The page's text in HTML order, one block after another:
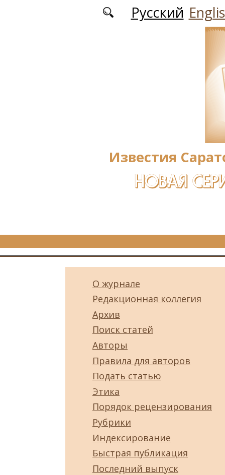
Перейти к основному содержаниюРусский
Известия
НОВАЯ
О журнале
Редакционная коллегия
Архив
Поиск статей
Авторы
Правила для авторов
Подать статью
Этика
Порядок рецензирования
Рубрики
Индексирование
Быстрая публикация
Последний выпуск